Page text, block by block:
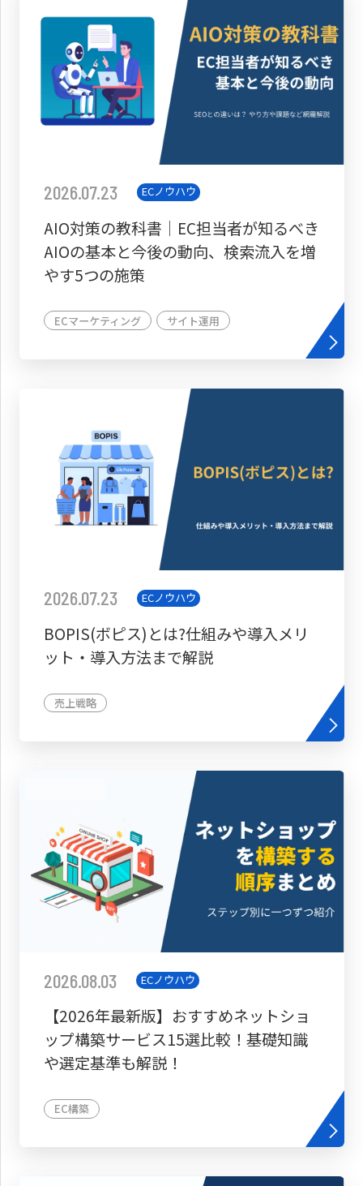
2026.07.23 ECノウハウ
AIO対策の教科書│EC担当者が知るべき
AIOの基本と今後の動向、検索流入を増
やす5つの施策
ECマーケティング サイト運用
2026.07.23 ECノウハウ
BOPIS(ボピス)とは?仕組みや導入メリ
ット・導入方法まで解説
売上戦略
2026.08.03 ECノウハウ
【2026年最新版】おすすめネットショ
ップ構築サービス15選比較！基礎知識
や選定基準も解説！
EC構築